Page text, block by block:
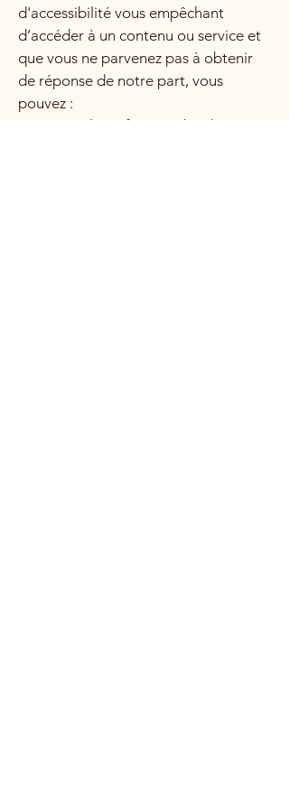
d'accessibilité vous empêchant
d’accéder à un contenu ou service et
que vous ne parvenez pas à obtenir
de réponse de notre part, vous
pouvez :
Contacter le Défenseur des droits via